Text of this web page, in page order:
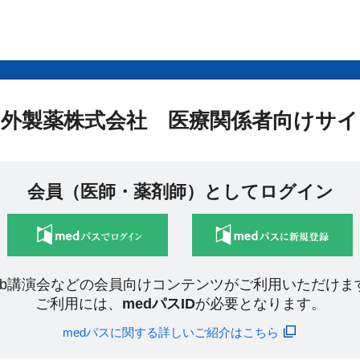
製薬株式会社 医療関係者向けサ
会員（医師・薬剤師）としてログイン
講演会などの会員向けコンテンツがご利用いただけま
ご利用には、 medパスIDが必要となります。
medパスに関する詳しいご紹介はこちら